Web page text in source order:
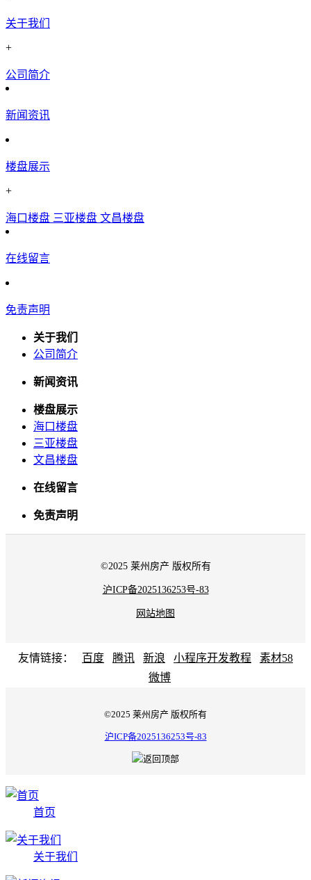
关于我们
+
公司简介
新闻资讯
楼盘展示
+
海口楼盘 三亚楼盘 文昌楼盘
在线留言
免责声明
关于我们
公司简介
新闻资讯
楼盘展示
海口楼盘
三亚楼盘
文昌楼盘
在线留言
免责声明
©2025 莱州房产 版权所有
沪ICP备2025136253号-83
网站地图
友情链接： 百度 腾讯 新浪 小程序开发教程
素材58
微博
©2025 莱州房产 版权所有
沪ICP备2025136253号-83
首页
关于我们